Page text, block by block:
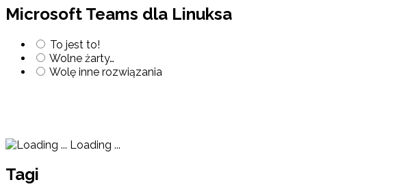
Microsoft Teams dla Linuksa
To jest to!
Wolne żarty…
Wolę inne rozwiązania
Loading ...
Tagi